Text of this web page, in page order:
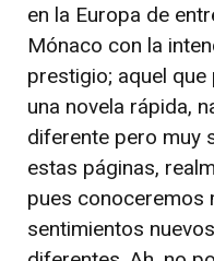
en la Europa de
Mónaco con la
prestigio; aquel
una novela rápida,
diferente pero muy
estas páginas,
pues conoceremos
sentimientos